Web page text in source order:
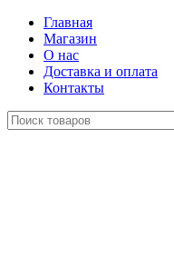
Главная
Магазин
О нас
Доставка и оплата
Контакты